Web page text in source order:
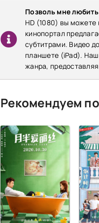
Позволь мне любить
HD (1080) вы
кинопортал
субтитрами. Видео
планшете (iPad).
жанра,
Рекомендуем